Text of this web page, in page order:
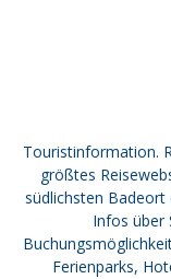
Touristinformation.
größtes
südlichsten Badeort
Infos über
Ferienparks,